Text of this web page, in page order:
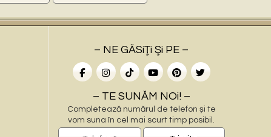
– NE GĂSiŢi Şi PE –
– TE SUNĂM NOi! –
Completează numărul de telefon și te
vom suna în cel mai scurt timp posibil.